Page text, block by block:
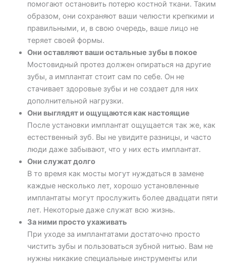
помогают остановить потерю костной ткани. Таким
образом, они сохраняют ваши челюсти крепкими и
правильными, и, в свою очередь, ваше лицо не
теряет своей формы.
Они оставляют ваши остальные зубы в покое
Мостовидный протез должен опираться на другие
зубы, а имплантат стоит сам по себе. Он не
стачивает здоровые зубы и не создает для них
дополнительной нагрузки.
Они выглядят и ощущаются как настоящие
После установки имплантат ощущается так же, как
естественный зуб. Вы не увидите разницы, и часто
люди даже забывают, что у них есть имплантат.
Они служат долго
В то время как мосты могут нуждаться в замене
каждые несколько лет, хорошо установленные
имплантаты могут прослужить более двадцати пяти
лет. Некоторые даже служат всю жизнь.
За ними просто ухаживать
При уходе за имплантатами достаточно просто
чистить зубы и пользоваться зубной нитью. Вам не
нужны никакие специальные инструменты или